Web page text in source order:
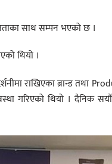
साथ सम्पन भएको छ ।
थियो ।
राखिएका ब्रान्ड तथा
गरिएको थियो । दैनिक